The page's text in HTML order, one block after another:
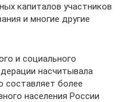
капиталов участников
и многие другие
и социального
насчитывала
составляет более
населения России